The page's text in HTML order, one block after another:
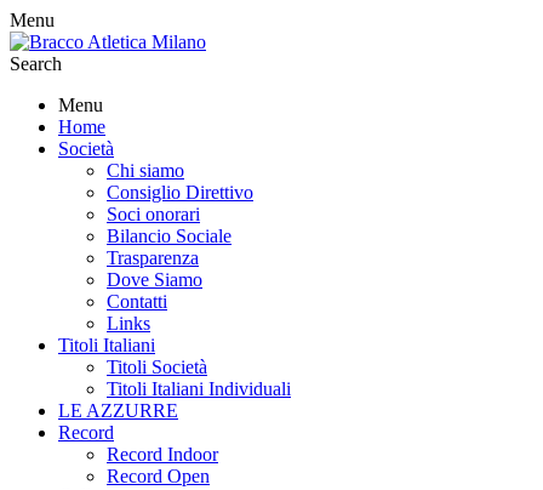
Menu
Search
Menu
Home
Società
Chi siamo
Consiglio Direttivo
Soci onorari
Bilancio Sociale
Trasparenza
Dove Siamo
Contatti
Links
Titoli Italiani
Titoli Società
Titoli Italiani Individuali
LE AZZURRE
Record
Record Indoor
Record Open